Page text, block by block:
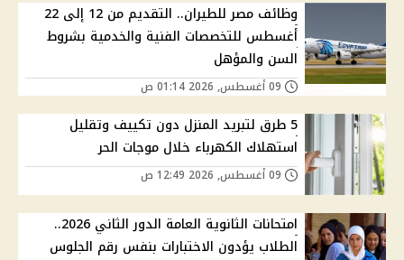
وظائف مصر للطيران.. التقديم من 12 إلى 22
أغسطس للتخصصات الفنية والخدمية بشروط
السن والمؤهل
5 طرق لتبريد المنزل دون تكييف وتقليل
استهلاك الكهرباء خلال موجات الحر
امتحانات الثانوية العامة الدور الثاني 2026..
الطلاب يؤدون الاختبارات بنفس رقم الجلوس